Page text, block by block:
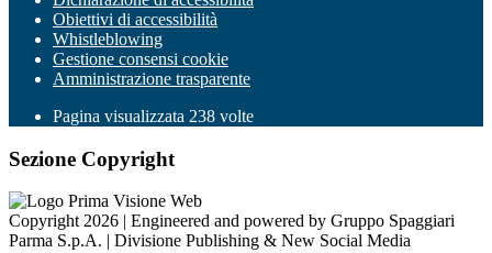
Obiettivi di accessibilità
Whistleblowing
Gestione consensi cookie
Amministrazione trasparente
Pagina visualizzata 238 volte
Sezione Copyright
Copyright 2026 | Engineered and powered by Gruppo Spaggiari
Parma S.p.A. | Divisione Publishing & New Social Media